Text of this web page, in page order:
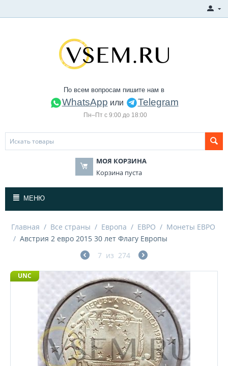
По всем вопросам пишите нам в
WhatsApp или Telegram
Пн–Пт с 9:00 до 18:00
МОЯ КОРЗИНА
Корзина пуста
МЕНЮ
Главная / Все страны / Европа / ЕВРО / Монеты ЕВРО
/ Австрия 2 евро 2015 30 лет Флагу Европы
7 из 274
UNC